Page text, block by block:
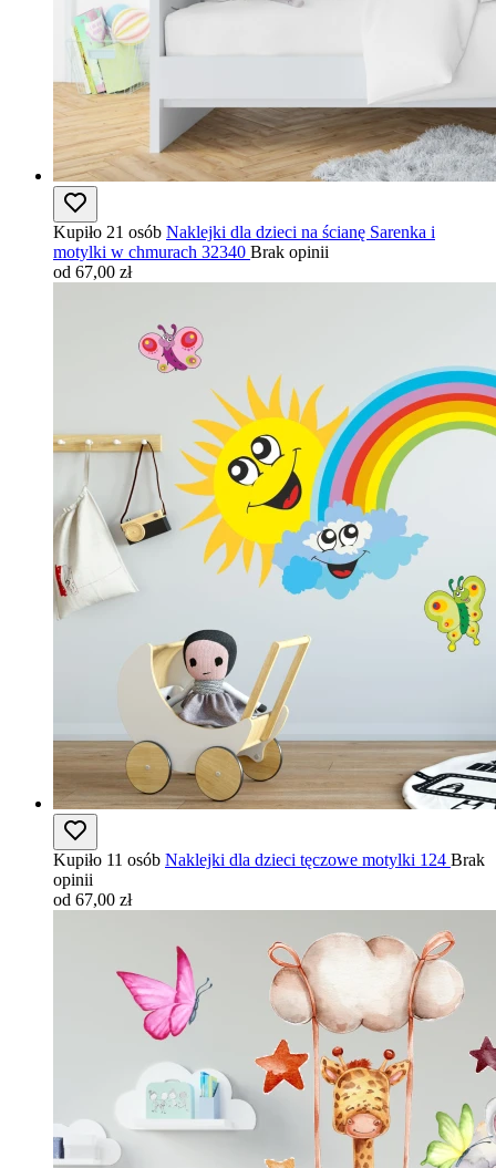
Kupiło 21 osób Naklejki dla dzieci na ścianę Sarenka i
motylki w chmurach 32340 Brak opinii
od 67,00 zł
Kupiło 11 osób Naklejki dla dzieci tęczowe motylki 124 Brak
opinii
od 67,00 zł